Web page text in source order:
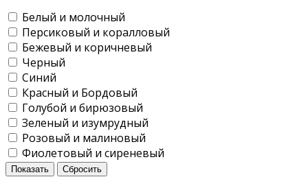
Белый и молочный
Персиковый и коралловый
Бежевый и коричневый
Черный
Синий
Красный и Бордовый
Голубой и бирюзовый
Зеленый и изумрудный
Розовый и малиновый
Фиолетовый и сиреневый
Показать Сбросить